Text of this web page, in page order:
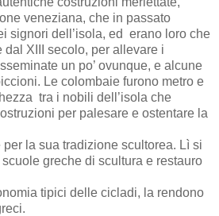
veneziana, che in passato
signori dell’isola, ed erano loro che
dal XIII secolo, per allevare i
un po’ ovunque, e alcune
Le colombaie furono metro e
tra i nobili dell’isola che
per palesare e ostentare la
per la sua tradizione scultorea. Lì si
greche di scultura e restauro
tipici delle cicladi, la rendono